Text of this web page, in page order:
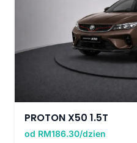
PROTON X50 1.5T
od RM186.30/dzien